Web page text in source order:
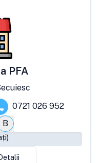
PFA
0721 026 952
B
Detalii